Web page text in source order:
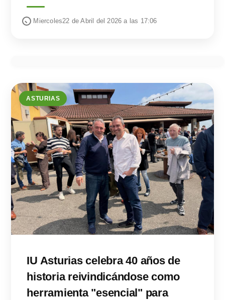
Miercoles22 de Abril del 2026 a las 17:06
ASTURIAS
IU Asturias celebra 40 años de
historia reivindicándose como
herramienta "esencial" para